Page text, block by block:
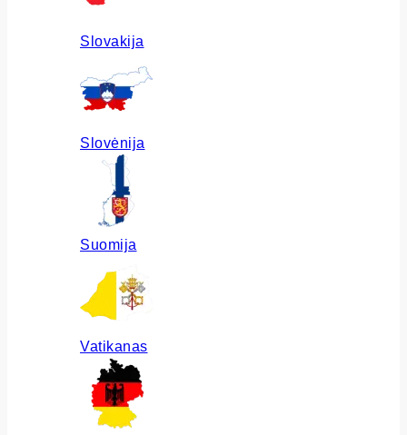
Slovakija
Slovėnija
Suomija
Vatikanas